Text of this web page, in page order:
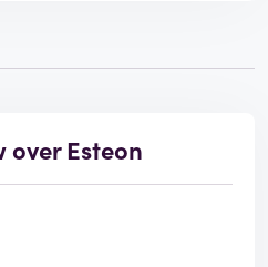
over Esteon